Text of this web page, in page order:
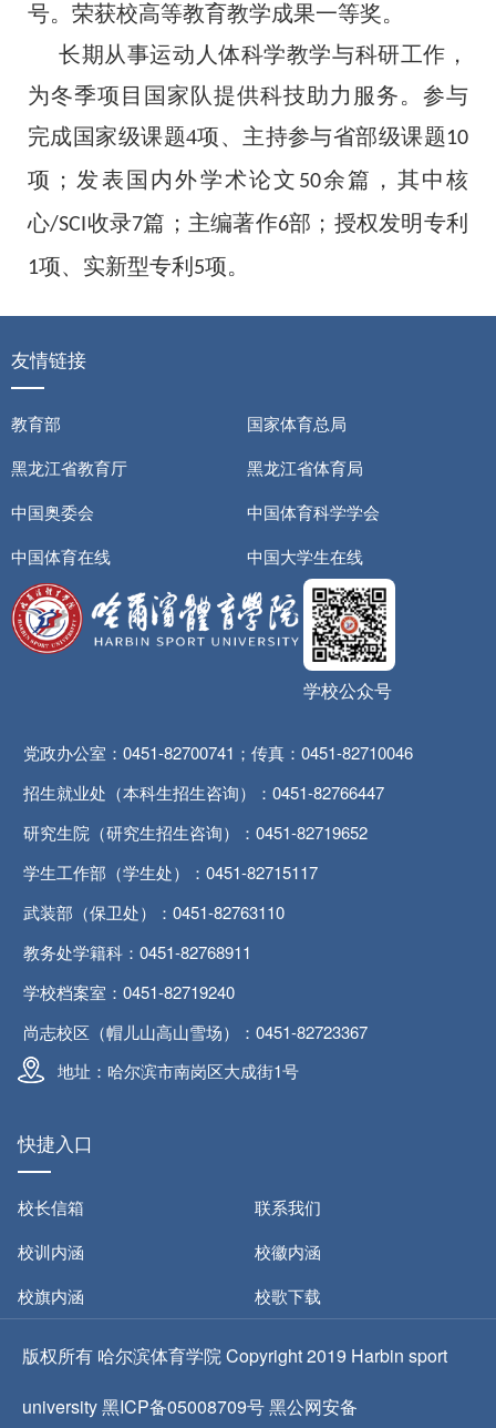
号。荣获校高等教育教学成果一等奖。
长期从事运动人体科学教学与科研工作，
为冬季项目国家队提供科技助力服务。参与
完成国家级课题4项、主持参与省部级课题10
项；发表国内外学术论文 50余篇，其中核
心/SCI收录7篇；主编著作6部；授权发明专利
1项、实新型专利 5项。
友情链接
教育部
国家体育总局
黑龙江省教育厅
黑龙江省体育局
中国奥委会
中国体育科学学会
中国体育在线
中国大学生在线
学校公众号
党政办公室：0451-82700741；传真：0451-82710046
招生就业处（本科生招生咨询）：0451-82766447
研究生院（研究生招生咨询）：0451-82719652
学生工作部（学生处）：0451-82715117
武装部（保卫处）：0451-82763110
教务处学籍科：0451-82768911
学校档案室：0451-82719240
尚志校区（帽儿山高山雪场）：0451-82723367
地址：哈尔滨市南岗区大成街1号
快捷入口
校长信箱
联系我们
校训内涵
校徽内涵
校旗内涵
校歌下载
版权所有 哈尔滨体育学院 Copyright 2019 Harbin sport
university 黑ICP备05008709号 黑公网安备